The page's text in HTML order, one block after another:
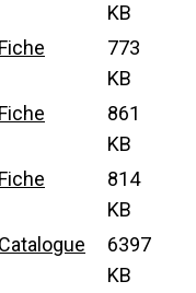
KB
773
KB
861
KB
814
KB
6397
KB